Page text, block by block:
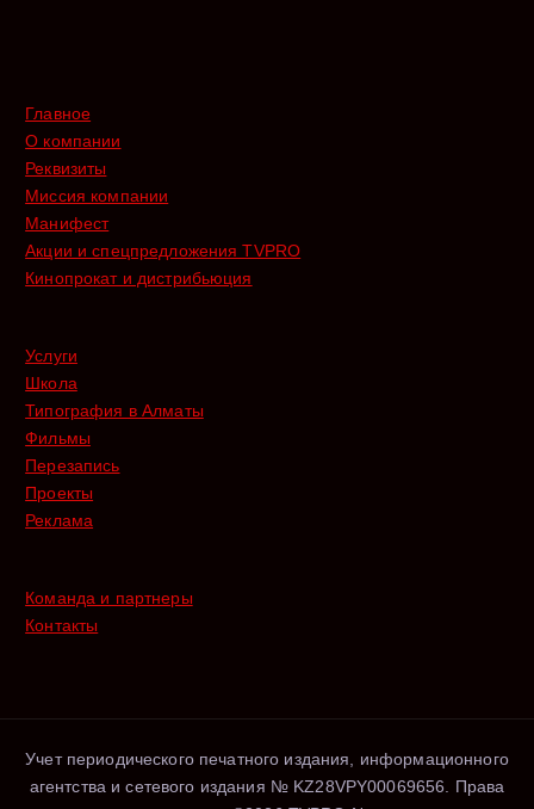
Главное
О компании
Реквизиты
Миссия компании
Манифест
Акции и спецпредложения TVPRO
Кинопрокат и дистрибьюция
Услуги
Школа
Типография в Алматы
Фильмы
Перезапись
Проекты
Реклама
Команда и партнеры
Контакты
Учет периодического печатного издания, информационного
агентства и сетевого издания № KZ28VPY00069656. Права